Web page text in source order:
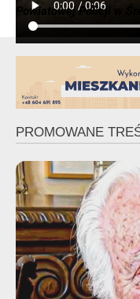
Powiatowej Policji w